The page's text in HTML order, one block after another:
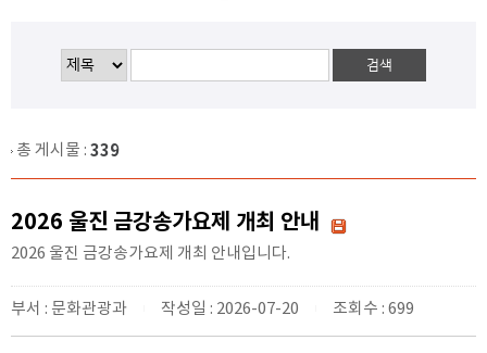
총 게시물 : 339
2026 울진 금강송가요제 개최 안내
2026 울진 금강송가요제 개최 안내입니다.
부서 : 문화관광과 작성일 : 2026-07-20 조회수 : 699